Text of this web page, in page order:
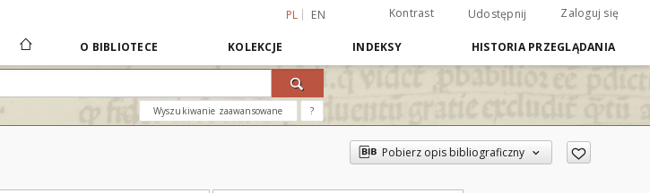
PL EN Kontrast Udostępnij Zaloguj się
O BIBLIOTECE KOLEKCJE INDEKSY HISTORIA PRZEGLĄDANIA
Wyszukiwanie zaawansowane ?
Pobierz opis bibliograficzny